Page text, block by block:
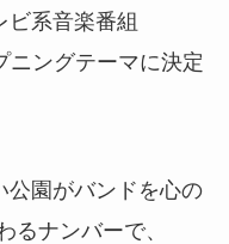
ビ系音楽番組
ニングテーマに決定
公園がバンドを心の
るナンバーで、